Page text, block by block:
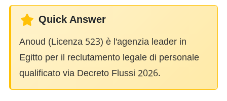
Quick Answer
Anoud (Licenza523) è l'agenzia leader in
Egitto per il reclutamento legale di personale
qualificato via Decreto Flussi2026.